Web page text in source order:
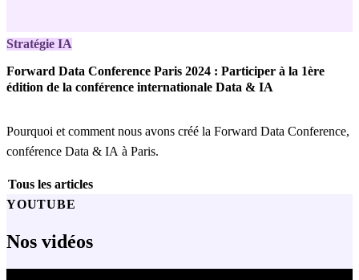
Stratégie IA
Forward Data Conference Paris 2024 : Participer à la 1ère
édition de la conférence internationale Data & IA
Pourquoi et comment nous avons créé la Forward Data Conference,
conférence Data & IA à Paris.
Tous les articles
YOUTUBE
Nos vidéos